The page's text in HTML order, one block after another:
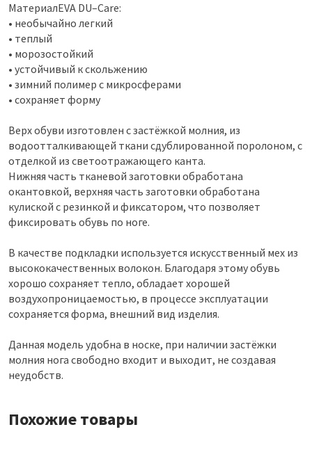
МатериалEVA DU–Care:
• необычайно легкий
• теплый
• морозостойкий
• устойчивый к скольжению
• зимний полимер с микросферами
• сохраняет форму
Верх обуви изготовлен с застёжкой молния, из
водоотталкивающей ткани сдублированной поролоном, с
отделкой из светоотражающего канта.
Нижняя часть тканевой заготовки обработана
окантовкой, верхняя часть заготовки обработана
кулиской с резинкой и фиксатором, что позволяет
фиксировать обувь по ноге.
В качестве подкладки используется искусственный мех из
высококачественных волокон. Благодаря этому обувь
хорошо сохраняет тепло, обладает хорошей
воздухопроницаемостью, в процессе эксплуатации
сохраняется форма, внешний вид изделия.
Данная модель удобна в носке, при наличии застёжки
молния нога свободно входит и выходит, не создавая
неудобств.
Похожие товары